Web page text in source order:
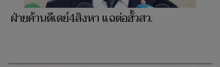
ฝ่ายค้านดีเดย์4สิงหา แฉต่อฮั้วสว.